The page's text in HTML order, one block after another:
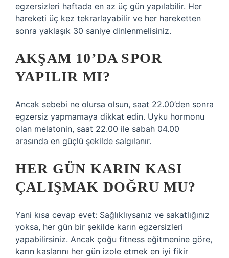
egzersizleri haftada en az üç gün yapılabilir. Her
hareketi üç kez tekrarlayabilir ve her hareketten
sonra yaklaşık 30 saniye dinlenmelisiniz.
AKŞAM 10’DA SPOR
YAPILIR MI?
Ancak sebebi ne olursa olsun, saat 22.00’den sonra
egzersiz yapmamaya dikkat edin. Uyku hormonu
olan melatonin, saat 22.00 ile sabah 04.00
arasında en güçlü şekilde salgılanır.
HER GÜN KARIN KASI
ÇALIŞMAK DOĞRU MU?
Yani kısa cevap evet: Sağlıklıysanız ve sakatlığınız
yoksa, her gün bir şekilde karın egzersizleri
yapabilirsiniz. Ancak çoğu fitness eğitmenine göre,
karın kaslarını her gün izole etmek en iyi fikir